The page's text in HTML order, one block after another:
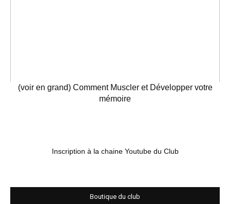
(voir en grand) Comment Muscler et Développer votre
mémoire
Inscription à la chaine Youtube du Club
Boutique du club